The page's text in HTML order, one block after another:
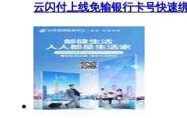
云闪付上线免输银行卡号快速